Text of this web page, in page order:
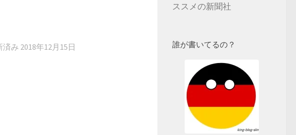
済み 2018年12月15日
ススメの新聞社
誰が書いてるの？